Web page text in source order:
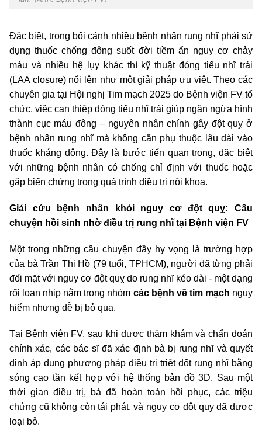
Đặc biệt, trong bối cảnh nhiều bệnh nhân rung nhĩ phải sử
dụng thuốc chống đông suốt đời tiềm ẩn nguy cơ chảy
máu và nhiều hệ lụy khác thì kỹ thuật đóng tiểu nhĩ trái
(LAA closure) nổi lên như một giải pháp ưu việt. Theo các
chuyên gia tại Hội nghị Tim mạch 2025 do Bệnh viện FV tổ
chức, việc can thiệp đóng tiểu nhĩ trái giúp ngăn ngừa hình
thành cục máu đông – nguyên nhân chính gây đột quỵ ở
bệnh nhân rung nhĩ mà không cần phụ thuộc lâu dài vào
thuốc kháng đông. Đây là bước tiến quan trọng, đặc biệt
với những bệnh nhân có chống chỉ định với thuốc hoặc
gặp biến chứng trong quá trình điều trị nội khoa.
Giải cứu bệnh nhân khỏi nguy cơ đột quỵ: Câu
chuyện hồi sinh nhờ điều trị rung nhĩ tại Bệnh viện FV
Một trong những câu chuyện đầy hy vọng là trường hợp
của bà Trần Thị Hồ (79 tuổi, TPHCM), người đã từng phải
đối mặt với nguy cơ đột quỵ do rung nhĩ kéo dài - một dạng
rối loạn nhịp nằm trong nhóm các bệnh về tim mạch nguy
hiểm nhưng dễ bị bỏ qua.
Tại Bệnh viện FV, sau khi được thăm khám và chẩn đoán
chính xác, các bác sĩ đã xác định bà bị rung nhĩ và quyết
định áp dụng phương pháp điều trị triệt đốt rung nhĩ bằng
sóng cao tần kết hợp với hệ thống bản đồ 3D. Sau một
thời gian điều trị, bà đã hoàn toàn hồi phục, các triệu
chứng cũ không còn tái phát, và nguy cơ đột quỵ đã được
loại bỏ.